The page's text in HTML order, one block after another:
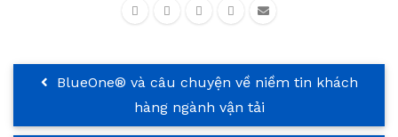
BlueOne® và câu chuyện về niềm tin khách
hàng ngành vận tải